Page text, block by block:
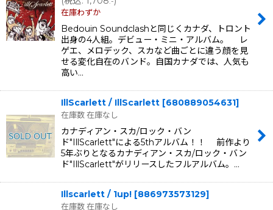
在庫わずか
Bedouin Soundclashと同じくカナダ、トロント
出身の4人組。デビュー・ミニ・アルバム。 レ
ゲエ、メロデック、スカなど曲ごとに違う顔を見
せる変化自在のバンド。自国カナダでは、人気も
高い…
IllScarlett / IllScarlett [680889054631]
在庫数 在庫なし
カナディアン・スカ/ロック・バン
ド"IllScarlett"による5thアルバム！！ 前作より
5年ぶりとなるカナディアン・スカ/ロック・バン
ド"IllScarlett"がリリースしたフルアルバム。…
Illscarlett / 1up! [886973573129]
在庫数 在庫なし